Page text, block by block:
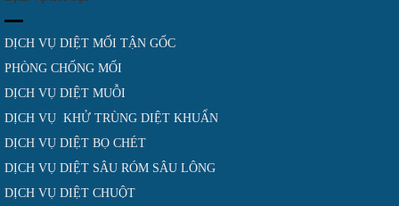
DỊCH VỤ DIỆT MỐI TẬN GỐC
PHÒNG CHỐNG MỐI
DỊCH VỤ DIỆT MUỖI
DỊCH VỤ KHỬ TRÙNG DIỆT KHUẨN
DỊCH VỤ DIỆT BỌ CHÉT
DỊCH VỤ DIỆT SÂU RÓM SÂU LÔNG
DỊCH VỤ DIỆT CHUỘT